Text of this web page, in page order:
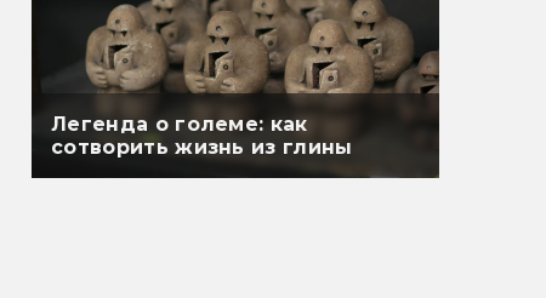
Легенда о големе: как
сотворить жизнь из глины